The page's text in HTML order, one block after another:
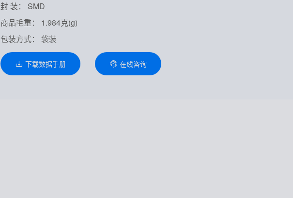
封 装： SMD
商品毛重： 1.984克(g)
包装方式： 袋装
下载数据手册 在线咨询